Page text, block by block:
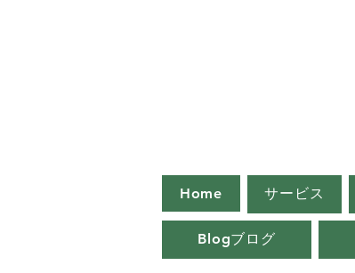
Home サービス
Blogブログ